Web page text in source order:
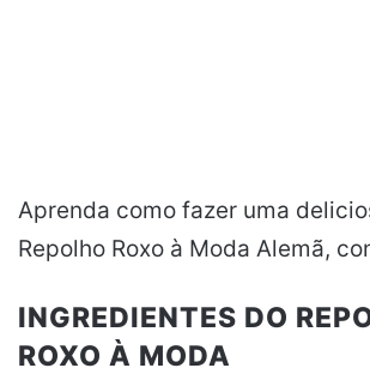
Aprenda como fazer uma
Repolho Roxo à Moda Alemã,
INGREDIENTES DO
ROXO À MODA